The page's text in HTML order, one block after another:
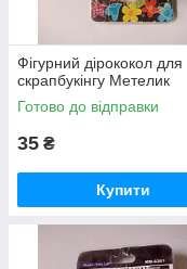
Фігурний дірококол для
скрапбукінгу Метелик
Готово до відправки
35 ₴
Купити